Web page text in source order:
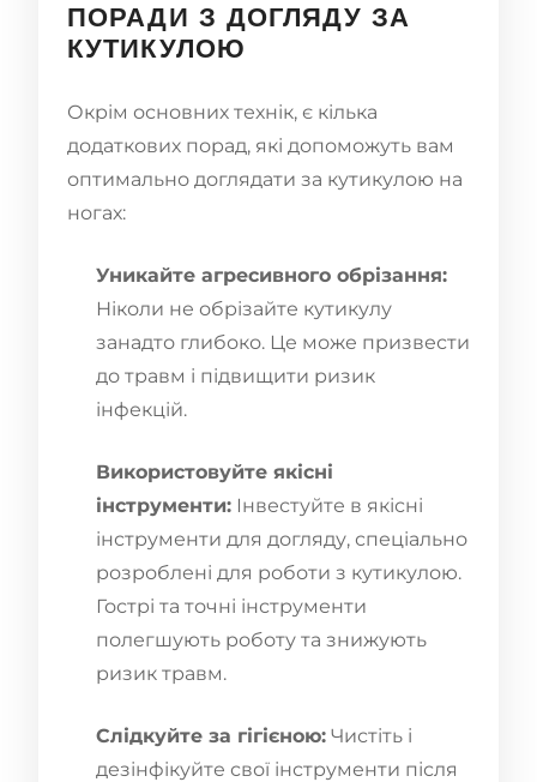
ПОРАДИ З ДОГЛЯДУ ЗА
КУТИКУЛОЮ
Окрім основних технік, є кілька
додаткових порад, які допоможуть вам
оптимально доглядати за кутикулою на
ногах:
Уникайте агресивного обрізання:
Ніколи не обрізайте кутикулу
занадто глибоко. Це може призвести
до травм і підвищити ризик
інфекцій.
Використовуйте якісні
інструменти: Інвестуйте в якісні
інструменти для догляду, спеціально
розроблені для роботи з кутикулою.
Гострі та точні інструменти
полегшують роботу та знижують
ризик травм.
Слідкуйте за гігієною: Чистіть і
дезінфікуйте свої інструменти після